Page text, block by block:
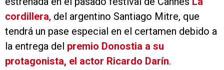
cordillera, del argentino Santiago Mitre, que
tendrá un pase especial en el certamen debido a
la entrega del premio Donostia a su
protagonista, el actor Ricardo Darín.